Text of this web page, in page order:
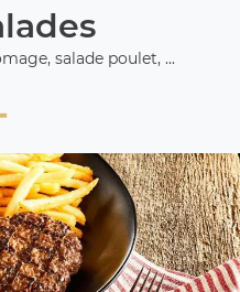
salade poulet, ...